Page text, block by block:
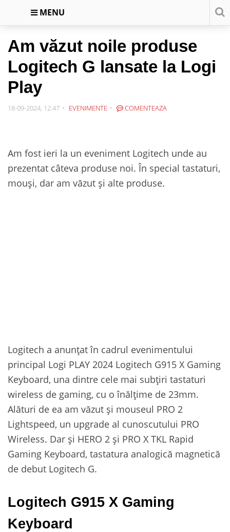
MENU
Am văzut noile produse
Logitech G lansate la Logi
Play
18-09-2024, 12:47 EVENIMENTE COMENTEAZA
Am fost ieri la un eveniment Logitech unde au
prezentat câteva produse noi. În special tastaturi,
mouși, dar am văzut și alte produse.
Logitech a anunțat în cadrul evenimentului
principal Logi PLAY 2024 Logitech G915 X Gaming
Keyboard, una dintre cele mai subțiri tastaturi
wireless de gaming, cu o înălțime de 23mm.
Alături de ea am văzut și mouseul PRO 2
Lightspeed, un upgrade al cunoscutului PRO
Wireless. Dar și HERO 2 și PRO X TKL Rapid
Gaming Keyboard, tastatura analogică magnetică
de debut Logitech G.
Logitech G915 X Gaming
Keyboard